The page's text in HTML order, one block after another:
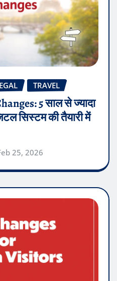
TRAVEL
5 साल से ज्यादा
सिस्टम की तैयारी में
25, 2026